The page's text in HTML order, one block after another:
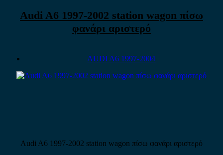
Audi A6 1997-2002 station wagon πίσω
φανάρι αριστερό
AUDI A6 1997-2004
Audi A6 1997-2002 station wagon πίσω φανάρι αριστερό